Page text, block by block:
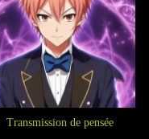
Transmission de pensée